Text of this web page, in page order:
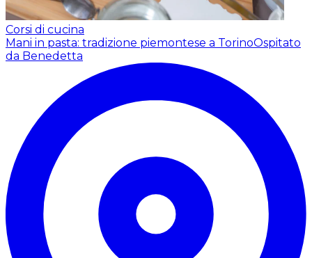
Corsi di cucina
Mani in pasta: tradizione piemontese a TorinoOspitato
da Benedetta